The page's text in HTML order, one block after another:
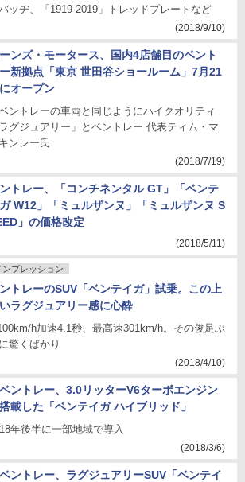
ッヂ、「1919-2019」トレッドプレートなど
(2018/9/10)
ンズ・モータース、国内4店舗目のベント
新拠点「東京 世田谷ショールーム」7月21
オープン
ベントレーの車両と同じようにハイクオリティ
グジュアリー」とベントレー 代表ティム・マ
ンレー氏
(2018/7/19)
トレー、「コンチネンタル GT」「ベンテ
W12」「ミュルザンヌ」「ミュルザンヌ S
」の価格改定
(2018/5/11)
ンプレッション
トレーのSUV「ベンテイガ」試乗。この上
ラグジュアリー感に心酔
h加速4.1秒、最高速301km/h。その俊足ぶ
驚くばかり
(2018/4/10)
ントレー、3.0リッターV6ターボエンジン
載した「ベンテイガ ハイブリッド」
年後半に一部地域で導入
(2018/3/6)
ントレー、ラグジュアリーSUV「ベンテイ